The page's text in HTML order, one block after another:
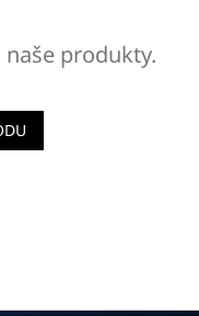
naše produkty.